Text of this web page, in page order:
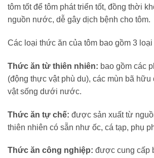
tôm tốt để tôm phát triển tốt, đồng thời
nguồn nước, dễ gây dịch bệnh cho tôm.
Các loại thức ăn của tôm bao gồm 3 loại
Thức ăn từ thiên nhiên: bao gồm các
(động thực vật phù du), các mùn bã
vật sống dưới nước.
Thức ăn tự chế: được sản xuất từ
thiên nhiên có sẵn như ốc, cá tạp, phụ
Thức ăn công nghiệp: được cung cấp